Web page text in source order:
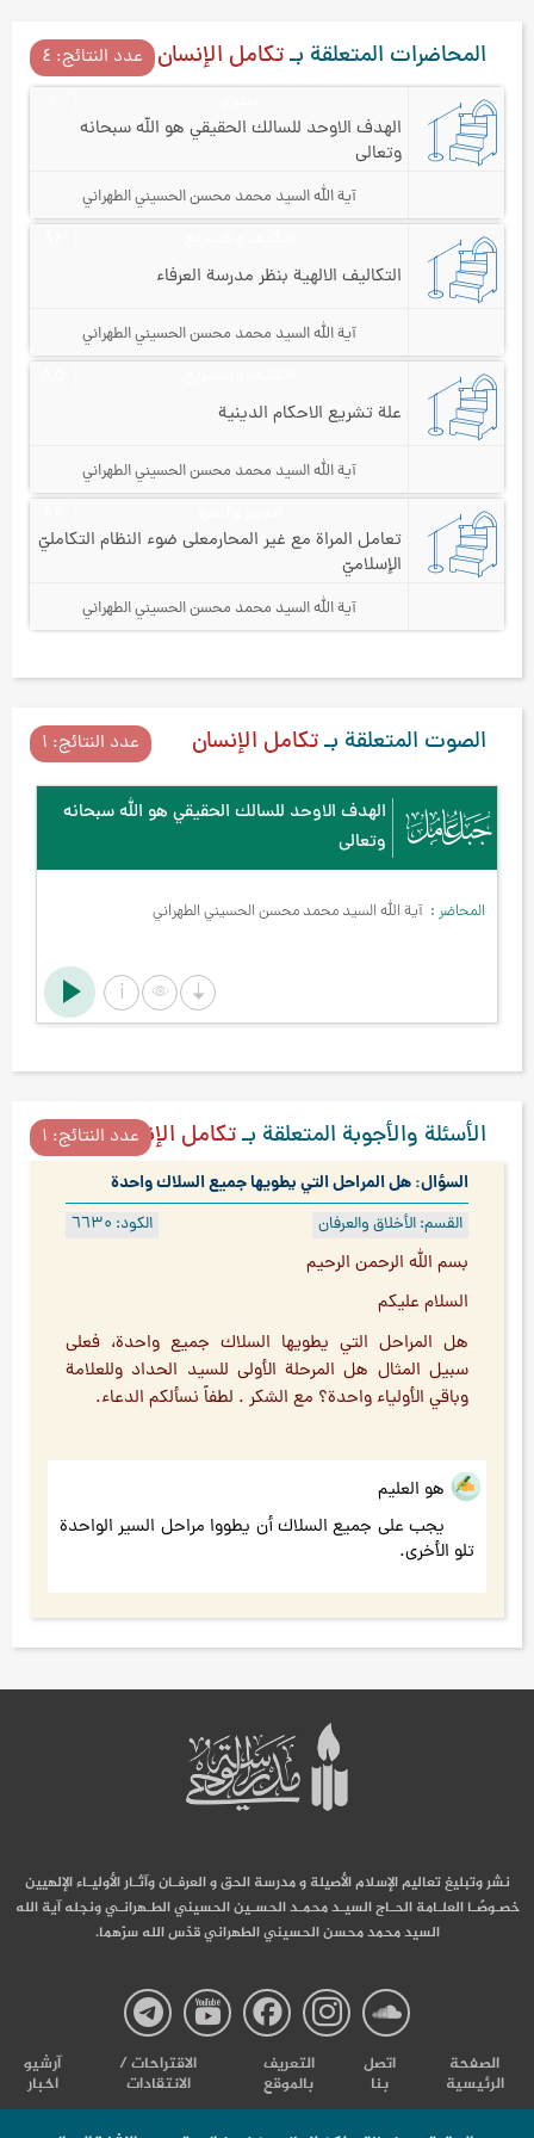
المحاضرات المتعلقة بـتكامل الإنسان عدد النتائج: ٤
الهدف الاوحد للسالك الحقيقي هو الله سبحانه
وتعالى
آية الله السيد محمد محسن الحسيني الطهراني
التكاليف الالهية بنظر مدرسة العرفاء
آية الله السيد محمد محسن الحسيني الطهراني
علة تشريع الاحكام الدينية
آية الله السيد محمد محسن الحسيني الطهراني
تعامل المراة مع غير المحارمعلى ضوء النظام التكامليّ
الإسلاميّ
آية الله السيد محمد محسن الحسيني الطهراني
الصوت المتعلقة بـتكامل الإنسان عدد النتائج: ۱
الهدف الاوحد للسالك الحقيقي هو الله سبحانه
وتعالى
المحاضر آية الله السيد محمد محسن الحسيني الطهراني
الأسئلة والأجوبة المتعلقة بـتكامل الإنسانعدد النتائج: ۱
السؤال: هل المراحل التي يطويها جميع السلاك واحدة
الكود: ٦٦۳۰ القسم: الأخلاق والعرفان
بسم الله الرحمن الرحيم
السلام عليكم
هل المراحل التي يطويها السلاك جميع واحدة، فعلى
سبيل المثال هل المرحلة الأولى للسيد الحداد وللعلامة
وباقي الأولياء واحدة؟ مع الشكر . لطفاً نسألكم الدعاء.
هو العليم
يجب على جميع السلاك أن يطووا مراحل السير الواحدة
تلو الأخرى.
نشر وتبليغ تعاليم الإسلام الأصيلة و مدرسة الحق و العرفـان وآثـار الأوليـاء الإلهيين
خصـوصًـا العلـامة الحـاج السيـد محمـد الحسـين الحسيني الطـهرانـي ونجله آية الله
السيد محمد محسن الحسيني الطهراني قدّس الله سرّهما.
صفحة
صفحة
صفحة
صفحة
الصفحة
الرئيسية
اتصل
بنا
التعریف
بالموقع
الاقتراحات /
الانتقادات
آرشیو
اخبار